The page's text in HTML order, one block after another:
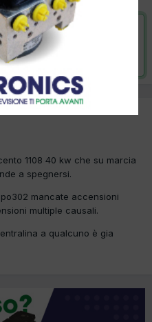
29 Giugno 2015
1108 40 kw che su marcia
a spegnersi.
mancate accensioni
multiple causali.
a qualcuno è gia